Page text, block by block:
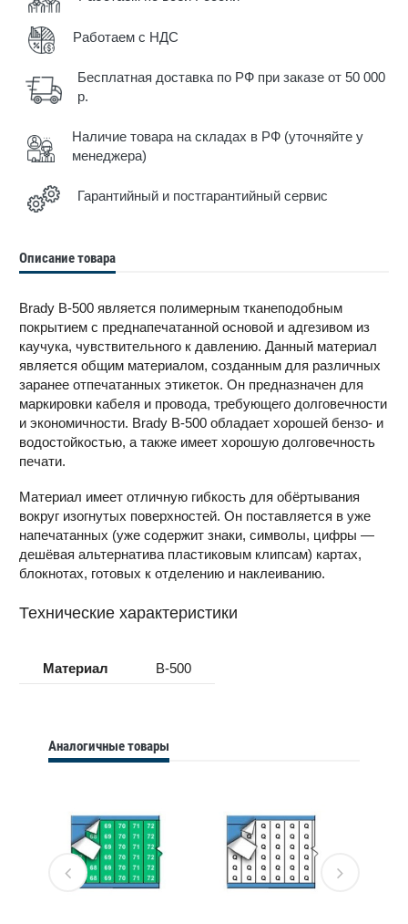
Работаем с НДС
Бесплатная доставка по РФ при заказе от 50 000
р.
Наличие товара на складах в РФ (уточняйте у
менеджера)
Гарантийный и постгарантийный сервис
Описание товара
Brady B-500 является полимерным тканеподобным
покрытием с преднапечатанной основой и адгезивом из
каучука, чувствительного к давлению. Данный материал
является общим материалом, созданным для различных
заранее отпечатанных этикеток. Он предназначен для
маркировки кабеля и провода, требующего долговечности
и экономичности. Brady B-500 обладает хорошей бензо- и
водостойкостью, а также имеет хорошую долговечность
печати.
Материал имеет отличную гибкость для обёртывания
вокруг изогнутых поверхностей. Он поставляется в уже
напечатанных (уже содержит знаки, символы, цифры —
дешёвая альтернатива пластиковым клипсам) картах,
блокнотах, готовых к отделению и наклеиванию.
Технические характеристики
Материал B-500
Аналогичные товары